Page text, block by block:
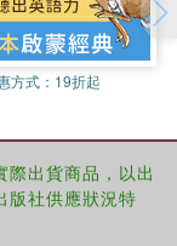
方式： 19折起
出貨商品，以出
版社供應狀況特